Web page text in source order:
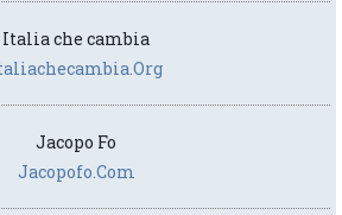
Italia che cambia
Jacopo Fo
Jacopofo.com